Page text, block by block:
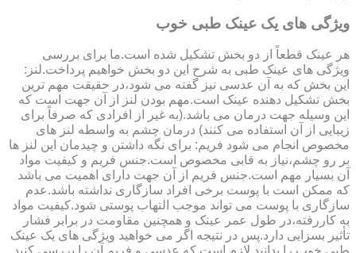
ویژگی های یک عینک طبی خوب
هر عینک قطعاً از دو بخش تشکیل شده است.ما برای بررسی
ویژگی های عینک طبی به شرح این دو بخش خواهیم پرداخت.لنز:
این بخش که به آن عدسی نیز گفته می شود،در حقیقت مهم ترین
بخش تشکیل دهنده عینک است.مهم بودن لنز از آن جهت است که
این وسیله جهت درمان می باشد.(به غیر از افرادی که صرفاً برای
زیبایی از آن استفاده می کنند) درمان چشم به واسطه لنز های
مخصوص انجام می شود فریم: برای نگه داشتن و چیدمان این لنز ها
بر رو چشم،نیاز به قابی مخصوص است.جنس فریم و کیفیت مواد
آن بسیار مهم است.جنس فریم از آن جهت دارای اهمیت می باشد
که ممکن است با پوست برخی افراد سازگاری نداشته باشد.عدم
سازگاری با پوست می تواند موجب التهاب پوستی شود.کیفیت مواد
به کاررفته،در طول عمر عینک و همچنین مقاومت در برابر فشار
تأثیر بسزایی دارد.پس در نتیجه اگر می خواهید ویژگی های یک عینک